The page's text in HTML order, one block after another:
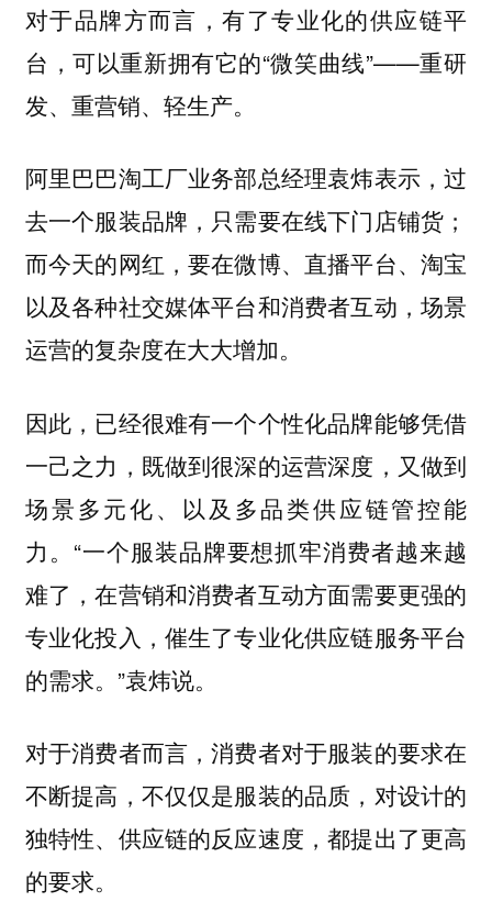
对于品牌方而言，有了专业化的供应链平
台，可以重新拥有它的“微笑曲线”——重研
发、重营销、轻生产。
阿里巴巴淘工厂业务部总经理袁炜表示，过
去一个服装品牌，只需要在线下门店铺货；
而今天的网红，要在微博、直播平台、淘宝
以及各种社交媒体平台和消费者互动，场景
运营的复杂度在大大增加。
因此，已经很难有一个个性化品牌能够凭借
一己之力，既做到很深的运营深度，又做到
场景多元化、以及多品类供应链管控能
力。“一个服装品牌要想抓牢消费者越来越
难了，在营销和消费者互动方面需要更强的
专业化投入，催生了专业化供应链服务平台
的需求。”袁炜说。
对于消费者而言，消费者对于服装的要求在
不断提高，不仅仅是服装的品质，对设计的
独特性、供应链的反应速度，都提出了更高
的要求。